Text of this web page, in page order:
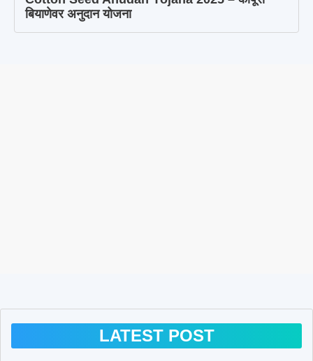
बियाणेवर अनुदान योजना
LATEST POST